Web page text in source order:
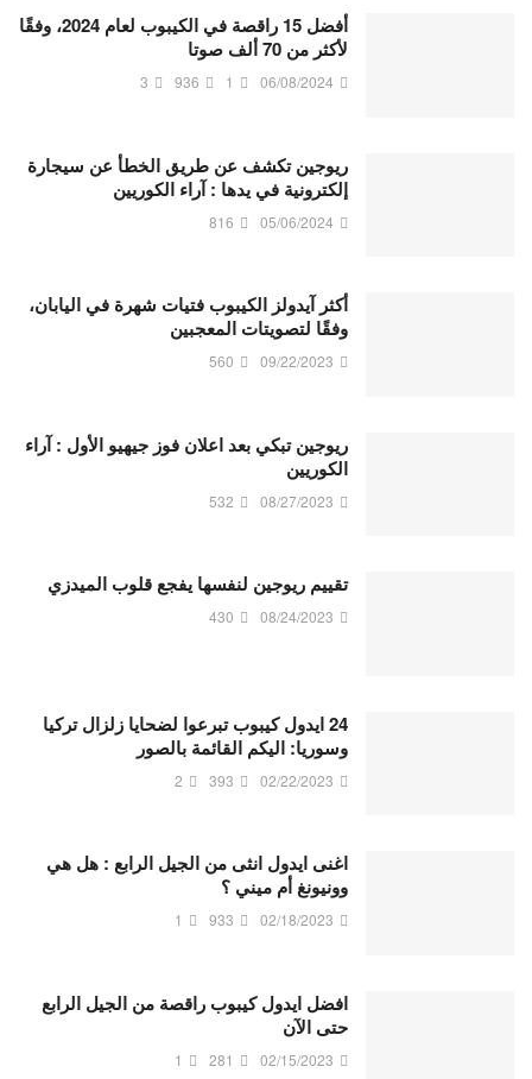
أفضل 15 راقصة في الكيبوب لعام 2024، وفقًا
لأكثر من 70 ألف صوتا
06/08/2024
1
936
3
ريوجين تكشف عن طريق الخطأ عن سيجارة
إلكترونية في يدها : آراء الكوريين
05/06/2024
816
أكثر آيدولز الكيبوب فتيات شهرة في اليابان،
وفقًا لتصويتات المعجبين
09/22/2023
560
ريوجين تبكي بعد اعلان فوز جيهيو الأول : آراء
الكوريين
08/27/2023
532
تقييم ريوجين لنفسها يفجع قلوب الميدزي
08/24/2023
430
24 ايدول كيبوب تبرعوا لضحايا زلزال تركيا
وسوريا: اليكم القائمة بالصور
02/22/2023
393
2
اغنى ايدول انثى من الجيل الرابع : هل هي
وونيونغ أم ميني ؟
02/18/2023
933
1
افضل ايدول كيبوب راقصة من الجيل الرابع
حتى الآن
02/15/2023
281
1